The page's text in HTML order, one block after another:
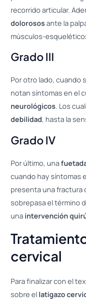
recorrido articular.
dolorososante la
músculos-
Grado III
Por otro lado, cuando
notan síntomas en el
neurológicos. Los
debilidad, hasta la
Grado IV
Por último, una
cuando hay síntomas
presenta una fractura
sobrepasa el término
una intervención
cervical
Para finalizar con el
sobre el latigazo